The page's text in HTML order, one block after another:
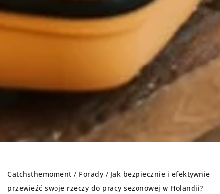
Catchsthemoment / Porady / Jak bezpiecznie i efektywnie
przewieźć swoje rzeczy do pracy sezonowej w Holandii?